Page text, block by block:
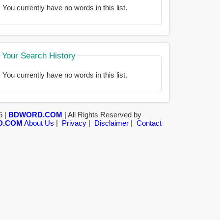
You currently have no words in this list.
Your Search History
You currently have no words in this list.
| BDWORD.COM | All Rights Reserved by
About Us | Privacy| Disclaimer| Contact